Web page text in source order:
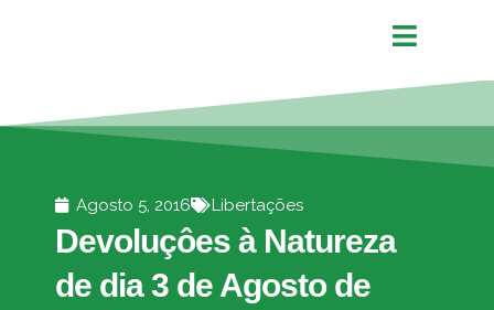
Agosto 5, 2016 Libertações
Devoluçôes à Natureza
de dia 3 de Agosto de